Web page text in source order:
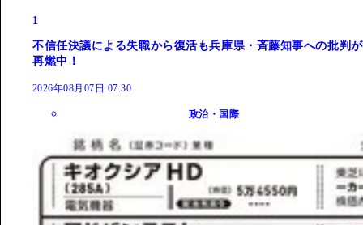
1
不信任決議による失職から復活も兵庫県・斉藤知事への批判が
再燃中！
2026年08月07日 07:30
政治・国際